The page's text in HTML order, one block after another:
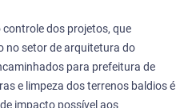
dos projetos, que
no setor de arquitetura do
para prefeitura de
e limpeza dos terrenos baldios é
impacto possível aos